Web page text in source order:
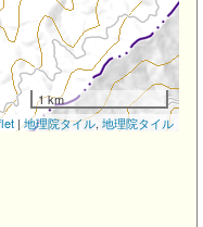
1 km
|地理院タイル, 地理院タイル